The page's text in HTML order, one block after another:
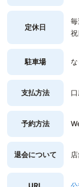
定休日
毎
祝
駐車場 な
支払方法
予約方法
退会について